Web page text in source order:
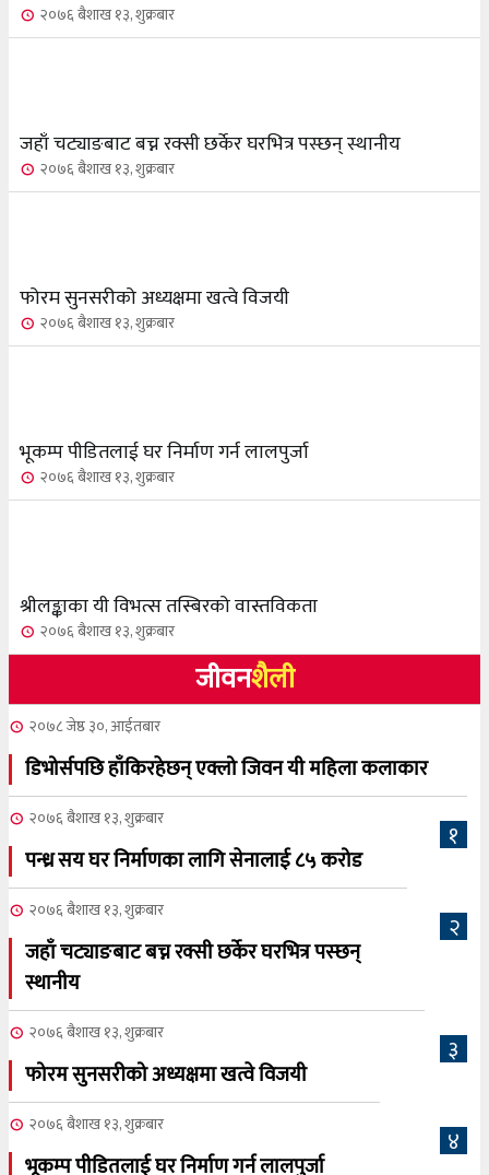
२०७६ बैशाख १३, शुक्रबार
जहाँ चट्याङबाट बच्न रक्सी छर्केर घरभित्र पस्छन् स्थानीय
२०७६ बैशाख १३, शुक्रबार
फोरम सुनसरीको अध्यक्षमा खत्वे विजयी
२०७६ बैशाख १३, शुक्रबार
भूकम्प पीडितलाई घर निर्माण गर्न लालपुर्जा
२०७६ बैशाख १३, शुक्रबार
श्रीलङ्काका यी विभत्स तस्बिरको वास्तविकता
२०७६ बैशाख १३, शुक्रबार
जीवनशैली
२०७८ जेष्ठ ३०, आईतबार
डिभोर्सपछि हाँकिरहेछन् एक्लो जिवन यी महिला कलाकार
१
२०७६ बैशाख १३, शुक्रबार
पन्ध्र सय घर निर्माणका लागि सेनालाई ८५ करोड
२
२०७६ बैशाख १३, शुक्रबार
जहाँ चट्याङबाट बच्न रक्सी छर्केर घरभित्र पस्छन्
स्थानीय
३
२०७६ बैशाख १३, शुक्रबार
फोरम सुनसरीको अध्यक्षमा खत्वे विजयी
४
२०७६ बैशाख १३, शुक्रबार
भूकम्प पीडितलाई घर निर्माण गर्न लालपुर्जा